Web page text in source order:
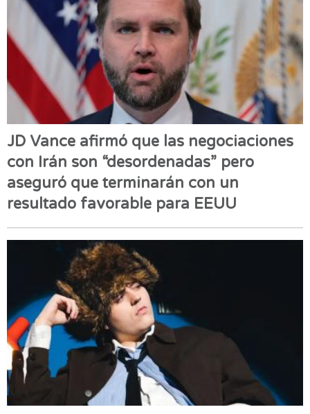
JD Vance afirmó que las negociaciones
con Irán son “desordenadas” pero
aseguró que terminarán con un
resultado favorable para EEUU